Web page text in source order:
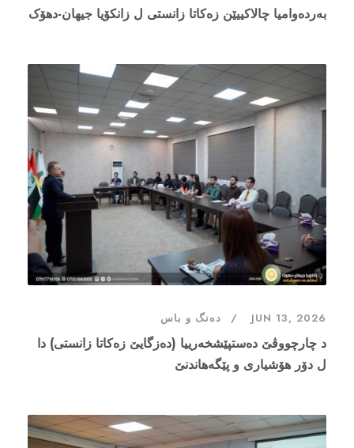
بەردەوامیا چالاکییێن زەکاتا زانستی ل زانکۆیا جیهان-دهۆک
JUN 13, 2026 دەنگ و باس
د چارچووڤێ دەستپێشخەرییا (دەزگایێ زەکاتا زانستى) دا
ل دۆر هۆشیارى و پێگەهاندنێ